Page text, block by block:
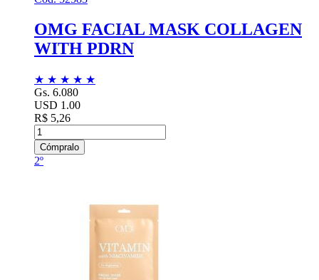
OMG FACIAL MASK COLLAGEN
WITH PDRN
★ ★ ★ ★ ★
Gs. 6.080
USD 1.00
R$ 5,26
Cómpralo
2º